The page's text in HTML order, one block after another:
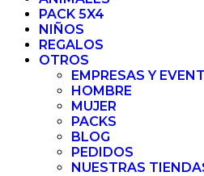
PACK 5X4
NIÑOS
REGALOS
OTROS
EMPRESAS Y
HOMBRE
MUJER
PACKS
BLOG
PEDIDOS
NUESTRAS